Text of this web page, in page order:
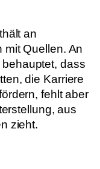
an
Quellen. An
dass
die Karriere
fehlt aber
aus
zieht.